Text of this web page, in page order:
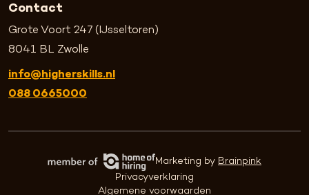
Contact
Grote Voort 247 (IJsseltoren)
8041 BL Zwolle
info@higherskills.nl
088 0665000
Marketing by Brainpink
Privacyverklaring
Algemene voorwaarden